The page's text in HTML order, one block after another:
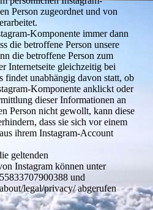
Person zugeordnet und von
Komponente immer dann
die betroffene Person unsere
die betroffene Person zum
Internetseite gleichzeitig bei
findet unabhängig davon statt, ob
Komponente anklickt oder
dieser Informationen an
Person nicht gewollt, kann diese
dass sie sich vor einem
ihrem Instagram-Account
geltenden
Instagram können unter
und
legal/privacy/ abgerufen